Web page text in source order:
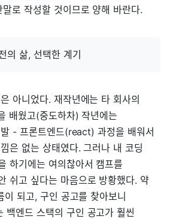
로 작성할 것이므로 양해 바란다.
의 삶, 선택한 계기
아니었다. 재작년에는 타 회사의
배웠고(중도하차) 작년에는
- 프론트엔드(react) 과정을 배워서
은 없는 상태였다. 그러나 내 코딩
하기에는 여의찮아서 캠프를
쉬고 싶다는 마음으로 방황했다. 약
이 되고, 구인 공고를 찾아보니
백엔드 스택의 구인 공고가 훨씬